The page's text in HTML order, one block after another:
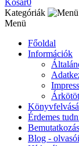
Kosár0
Kategóriák
Menü
Főoldal
Információk
Érdemes
Bemutatkozás
Blog -